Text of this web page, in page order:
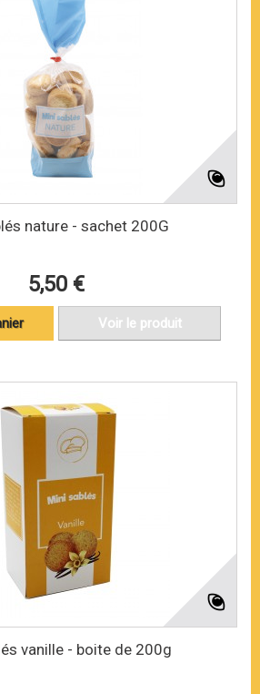
nature - sachet 200G
5,50 €
Voir le produit
vanille - boite de 200g